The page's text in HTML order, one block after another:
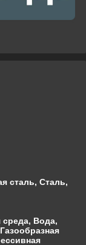
сталь, Сталь,
среда, Вода,